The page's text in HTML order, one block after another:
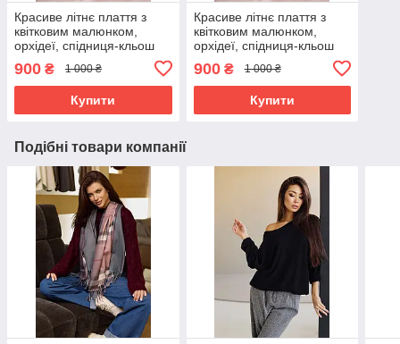
Красиве літнє плаття з
квітковим малюнком,
орхідеї, спідниця-кльош
900 ₴ 1 000 ₴
Купити
Красиве літнє плаття з
квітковим малюнком,
орхідеї, спідниця-кльош
900₴ 1 000 ₴
Купити
Подібні товари компанії